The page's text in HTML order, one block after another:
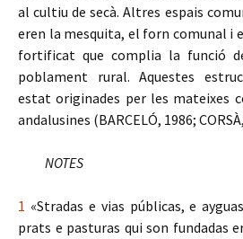
al cultiu de secà. Altres espais
eren la mesquita, el forn comunal i
fortificat que complia la funció
poblament rural. Aquestes
estat originades per les mateixes
andalusines (BARCELÓ, 1986;
NOTES
1 «Stradas e vias públicas, e
prats e pasturas qui son fundadas